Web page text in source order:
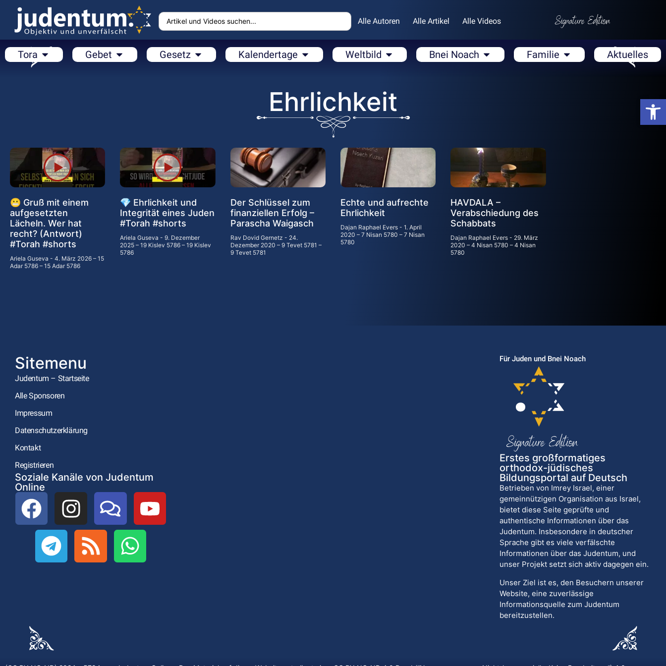
Alle Autoren Alle Artikel Alle Videos
Tora Gebet Gesetz Kalendertage Weltbild Bnei Noach Familie Aktuelles
Ehrlichkeit
😬 Gruß mit einem
aufgesetzten
Lächeln. Wer hat
recht? (Antwort)
#Torah #shorts
Ariela Guseva
4. März 2026 – 15
Adar 5786 – 15 Adar 5786
💎 Ehrlichkeit und
Integrität eines Juden
#Torah #shorts
Ariela Guseva 9. Dezember
2025 – 19 Kislev 5786 – 19 Kislev
5786
Der Schlüssel zum
finanziellen Erfolg –
Parascha Waigasch
Rav Dovid Gernetz
24.
Dezember 2020 – 9 Tevet 5781 –
9 Tevet 5781
Echte und aufrechte
Ehrlichkeit
Dajan Raphael Evers
1. April
2020 – 7 Nisan 5780 – 7 Nisan
5780
HAVDALA –
Verabschiedung des
Schabbats
Dajan Raphael Evers
29. März
2020 – 4 Nisan 5780 – 4 Nisan
5780
Sitemenu
Judentum – Startseite
Alle Sponsoren
Impressum
Datenschutzerklärung
Kontakt
Registrieren
Soziale Kanäle von Judentum
Online
Für Juden und Bnei Noach
Erstes großformatiges
orthodox-jüdisches
Bildungsportal auf Deutsch
Betrieben von Imrey Israel, einer
gemeinnützigen Organisation aus Israel,
bietet diese Seite geprüfte und
authentische Informationen über das
Judentum. Insbesondere in deutscher
Sprache gibt es viele verfälschte
Informationen über das Judentum, und
unser Projekt setzt sich aktiv dagegen ein.
Unser Ziel ist es, den Besuchern unserer
Website, eine zuverlässige
Informationsquelle zum Judentum
bereitzustellen.